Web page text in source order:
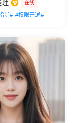
在线
导# #权限开通#